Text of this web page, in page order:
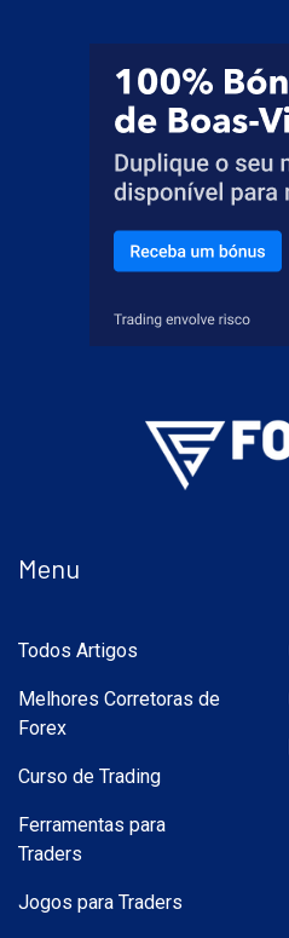
Menu
Todos Artigos
Melhores Corretoras de
Forex
Curso de Trading
Ferramentas para
Traders
Jogos para Traders